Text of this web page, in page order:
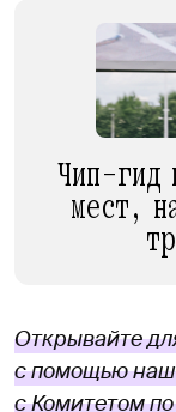
Чип-гид
мест,
Открывайте
с помощью
с Комитетом